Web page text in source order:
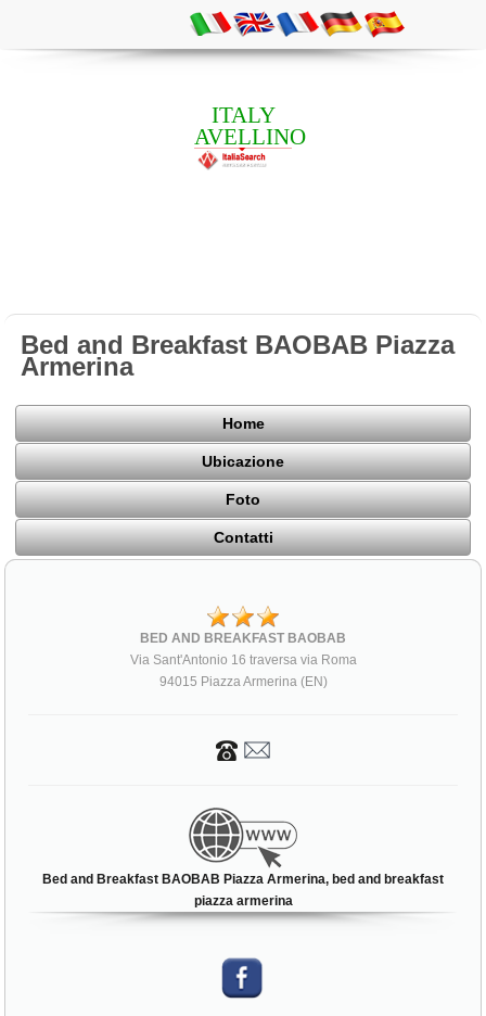
ITALY
AVELLINO
Bed and Breakfast BAOBAB Piazza
Armerina
Home
Ubicazione
Foto
Contatti
BED AND BREAKFAST BAOBAB
Via Sant'Antonio 16 traversa via Roma
94015 Piazza Armerina (EN)
Bed and Breakfast BAOBAB Piazza Armerina, bed and breakfast
piazza armerina